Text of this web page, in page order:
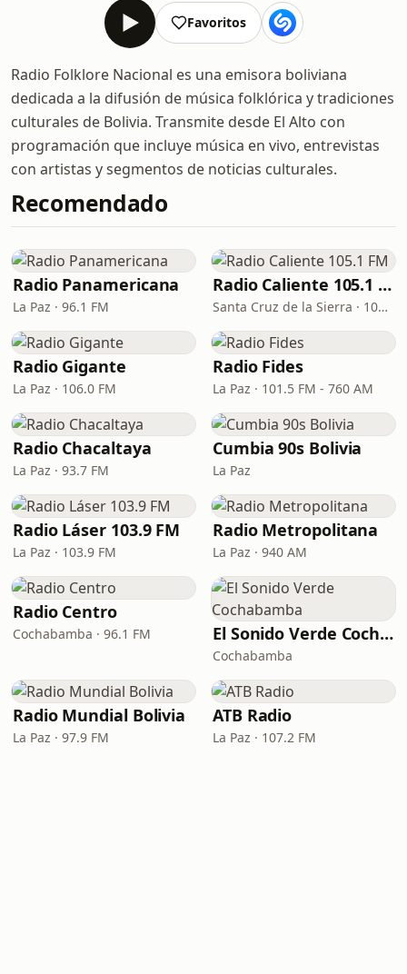
Favoritos
Radio Folklore Nacional es una emisora boliviana
dedicada a la difusión de música folklórica y tradiciones
culturales de Bolivia. Transmite desde El Alto con
programación que incluye música en vivo, entrevistas
con artistas y segmentos de noticias culturales.
Recomendado
Radio Panamericana
La Paz · 96.1 FM
Radio Caliente 105.1 FM
Santa Cruz de la Sierra · 105.1 FM
Radio Gigante
La Paz · 106.0 FM
Radio Fides
La Paz · 101.5 FM - 760 AM
Radio Chacaltaya
La Paz · 93.7 FM
Cumbia 90s Bolivia
La Paz
Radio Láser 103.9 FM
La Paz · 103.9 FM
Radio Metropolitana
La Paz · 940 AM
Radio Centro
Cochabamba · 96.1 FM El Sonido Verde Cochabamba
Cochabamba
Radio Mundial Bolivia
La Paz · 97.9 FM
ATB Radio
La Paz · 107.2 FM